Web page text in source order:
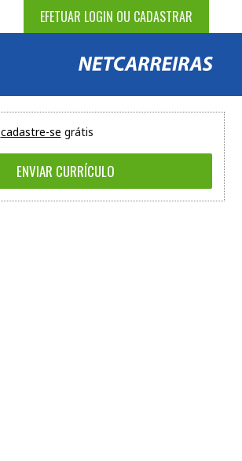
EFETUAR LOGIN OU CADASTRAR
cadastre-se grátis